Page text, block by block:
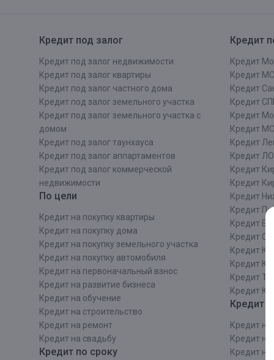
Все вклады
Мобильное приложение
Подтверждение согласия через Госуслуги
Все сервисы
Кредит под залог
Кредит под залог недвижимости
Кредит под залог квартиры
Кредит под залог частного дома
Кредит под залог земельного участка
Кредит под залог земельного участка с
домом
Кредит под залог таунхауса
Кредит под залог аппартаментов
Кредит под залог коммерческой
недвижимости
По цели
Кредит на покупку квартиры
Кредит на покупку дома
Кредит на покупку земельного участка
Кредит на покупку автомобиля
Кредит на первоначальный взнос
Кредит на развитие бизнеса
Кредит на обучение
Кредит на строительcтво
Кредит на ремонт
Кредит на свадьбу
Кредит по сроку
Кредит
Кредит
Кредит
Кредит
Кредит
Кредит
Кредит МО
Кредит
Кредит ЛО
Кредит
Кредит
Кредит
Кредит
Кредит
Кредит
Кредит
Кредит
Кредит
Кредит
Кредит
Кредит на
Кредит на
Кредит на